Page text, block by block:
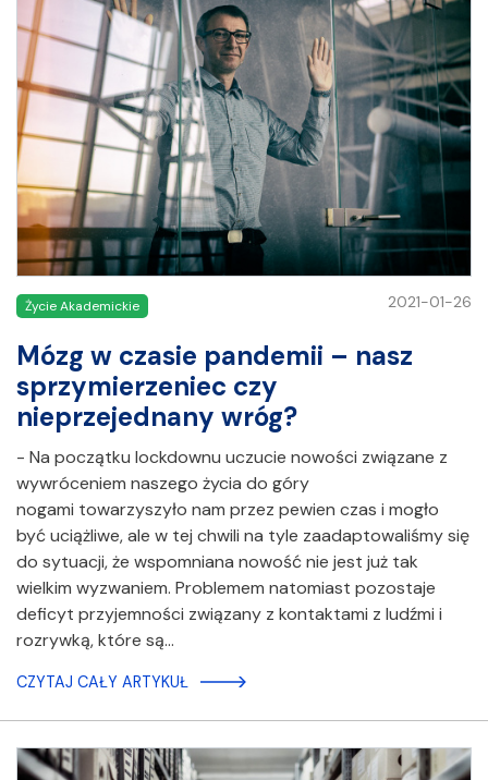
Życie Akademickie 2021-01-26
Mózg w czasie pandemii – nasz
sprzymierzeniec czy
nieprzejednany wróg?
- Na początku lockdownu uczucie nowości związane z
wywróceniem naszego życia do góry
nogami towarzyszyło nam przez pewien czas i mogło
być uciążliwe, ale w tej chwili na tyle zaadaptowaliśmy się
do sytuacji, że wspomniana nowość nie jest już tak
wielkim wyzwaniem. Problemem natomiast pozostaje
deficyt przyjemności związany z kontaktami z ludźmi i
rozrywką, które są…
CZYTAJ CAŁY ARTYKUŁ